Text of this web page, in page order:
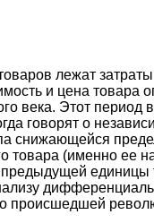
лежат
и цена товара
века. Этот период
говорят о
снижающейся
товара (именно ее
предыдущей единицы
происшедшей